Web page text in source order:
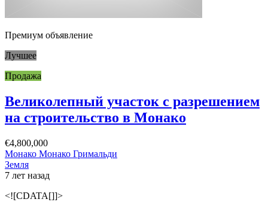
Премиум объявление
Лучшее
Продажа
Великолепный участок с разрешением
на строительство в Монако
€4,800,000
Монако Монако Гримальди
Земля
7 лет назад
<![CDATA[]]>